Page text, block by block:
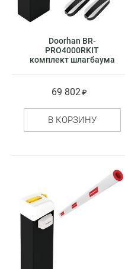
Doorhan BR-
PRO4000RKIT
комплект шлагбаума
69 802
В КОРЗИНУ